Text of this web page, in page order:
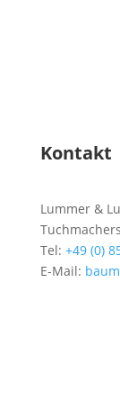
Kontakt
Lummer &
Tel: +49 (0)
E-Mail: